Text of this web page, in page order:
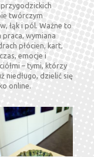
twórczym
łąk i pól. Ważne to
wymiana
płócien, kart,
emocje i
– tymi, którzy
niedługo, dzielić się
online.